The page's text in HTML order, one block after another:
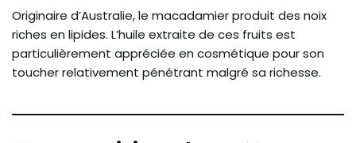
Originaire d’Australie, le macadamier produit des noix
riches en lipides. L’huile extraite de ces fruits est
particulièrement appréciée en cosmétique pour son
toucher relativement pénétrant malgré sa richesse.